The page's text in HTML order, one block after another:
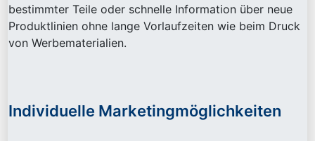
bestimmter Teile oder schnelle Information über neue
Produktlinien ohne lange Vorlaufzeiten wie beim Druck
von Werbematerialien.
Individuelle Marketingmöglichkeiten